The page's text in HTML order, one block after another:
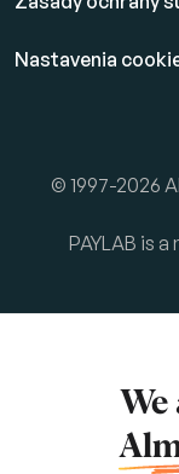
Nastavenia
© 1997-2026
PAYLAB is
We